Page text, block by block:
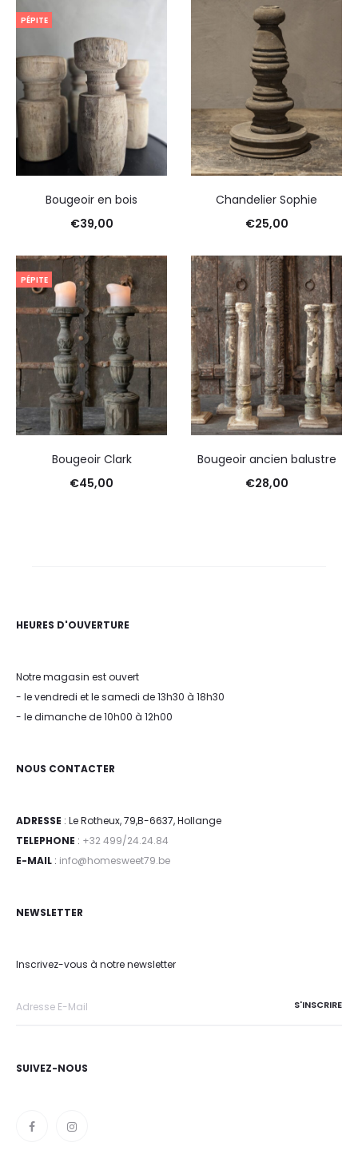
PÉPITE
Bougeoir en bois
€39,00
Chandelier Sophie
€25,00
PÉPITE
Bougeoir Clark
€45,00
Bougeoir ancien balustre
€28,00
HEURES D'OUVERTURE
Notre magasin est ouvert
- le vendredi et le samedi de 13h30 à 18h30
- le dimanche de 10h00 à 12h00
NOUS CONTACTER
ADRESSE : Le Rotheux, 79,B-6637, Hollange
TELEPHONE : +32 499/24.24.84
E-MAIL : info@homesweet79.be
NEWSLETTER
Inscrivez-vous à notre newsletter
SUIVEZ-NOUS